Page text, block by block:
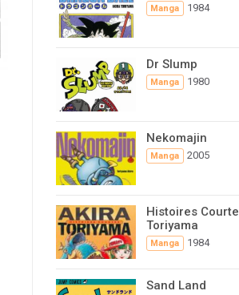
Manga 1984
Dr Slump
Manga 1980
Nekomajin
Manga 2005
Histoires
Toriyama
Manga 1984
Sand Land